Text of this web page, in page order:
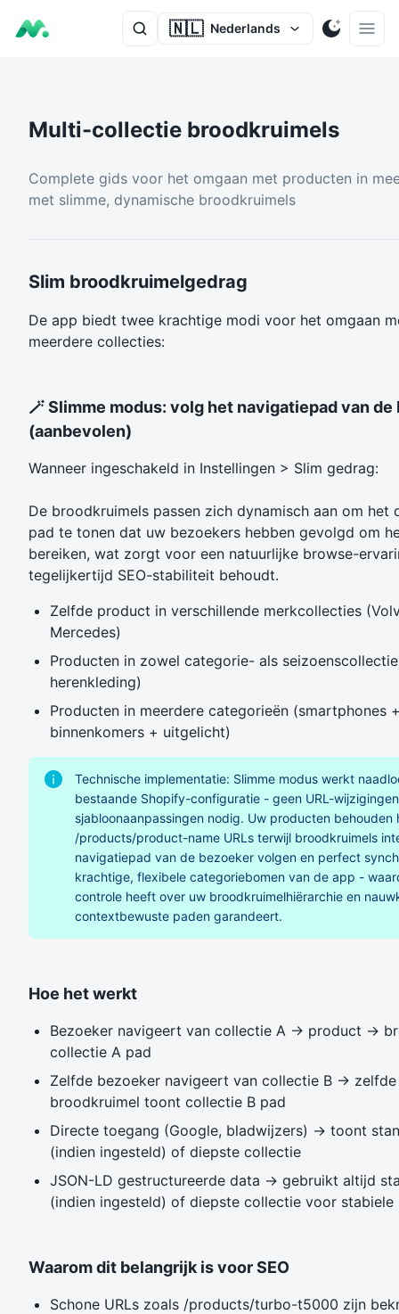
🇳🇱 Nederlands
Multi-collectie broodkruimels
Complete gids voor het omgaan met producten in
met slimme, dynamische broodkruimels
Slim broodkruimelgedrag
De app biedt twee krachtige modi voor het omgaan
meerdere collecties:
🪄 Slimme modus: volg het navigatiepad van de
(aanbevolen)
Wanneer ingeschakeld in Instellingen > Slim gedrag:
De broodkruimels passen zich dynamisch aan om het
pad te tonen dat uw bezoekers hebben gevolgd om
bereiken, wat zorgt voor een natuurlijke browse-
tegelijkertijd SEO-stabiliteit behoudt.
Zelfde product in verschillende merkcollecties
Mercedes)
Producten in zowel categorie- als
herenkleding)
Producten in meerdere categorieën (smartphones
binnenkomers + uitgelicht)
Technische implementatie: Slimme modus werkt
bestaande Shopify-configuratie - geen URL-
sjabloonaanpassingen nodig. Uw producten behouden
/products/product-name URLs terwijl broodkruimels
navigatiepad van de bezoeker volgen en perfect
krachtige, flexibele categoriebomen van de app -
controle heeft over uw broodkruimelhiërarchie en
contextbewuste paden garandeert.
Hoe het werkt
Bezoeker navigeert van collectie A → product →
collectie A pad
Zelfde bezoeker navigeert van collectie B →
broodkruimel toont collectie B pad
Directe toegang (Google, bladwijzers) → toont
(indien ingesteld) of diepste collectie
JSON-LD gestructureerde data → gebruikt altijd
(indien ingesteld) of diepste collectie voor stabiele
Waarom dit belangrijk is voor SEO
Schone URLs zoals /products/turbo-t5000 zijn